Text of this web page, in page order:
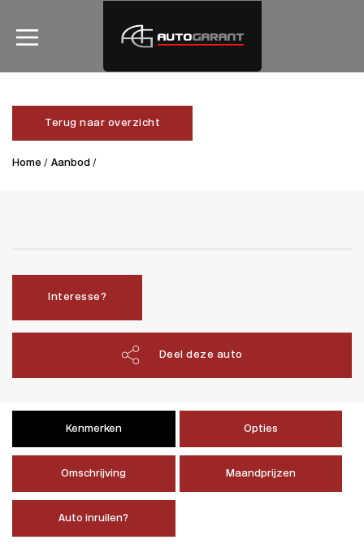
Terug naar overzicht
Home / Aanbod /
Interesse?
Deel deze auto
Kenmerken Opties
Omschrijving Maandprijzen
Auto inruilen?